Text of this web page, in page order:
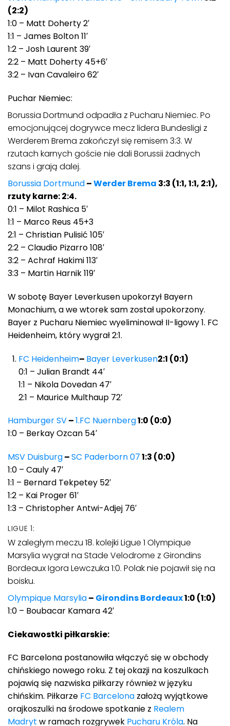
(2:2)
1:0 – Matt Doherty 2′
1:1 – James Bolton 11′
1:2 – Josh Laurent 39′
2:2 – Matt Doherty 45+6′
3:2 – Ivan Cavaleiro 62′
Puchar Niemiec:
Borussia Dortmund odpadła z Pucharu Niemiec. Po
emocjonującej dogrywce mecz lidera Bundesligi z
Werderem Brema zakończył się remisem 3:3. W
rzutach karnych goście nie dali Borussii żadnych
szans i grają dalej.
Borussia Dortmund–Werder Brema 3:3 (1:1, 1:1, 2:1),
rzuty karne: 2:4.
0:1 – Milot Rashica 5′
1:1 – Marco Reus 45+3
2:1 – Christian Pulisić 105′
2:2 – Claudio Pizarro 108′
3:2 – Achraf Hakimi 113′
3:3 – Martin Harnik 119′
W sobotę Bayer Leverkusen upokorzył Bayern
Monachium, a we wtorek sam został upokorzony.
Bayer z Pucharu Niemiec wyeliminował II-ligowy 1. FC
Heidenheim, który wygrał 2:1.
FC Heidenheim– Bayer Leverkusen2:1 (0:1)
0:1 – Julian Brandt 44′
1:1 – Nikola Dovedan 47′
2:1 – Maurice Multhaup 72′
Hamburger SV–1.FC Nuernberg1:0 (0:0)
1:0 – Berkay Ozcan 54′
MSV Duisburg–SC Paderborn 071:3 (0:0)
1:0 – Cauly 47′
1:1 – Bernard Tekpetey 52′
1:2 – Kai Proger 61′
1:3 – Christopher Antwi-Adjej 76′
LIGUE 1:
W zaległym meczu 18. kolejki Ligue 1 Olympique
Marsylia wygrał na Stade Velodrome z Girondins
Bordeaux Igora Lewczuka 1:0. Polak nie pojawił się na
boisku.
Olympique Marsylia– Girondins Bordeaux1:0 (1:0)
1:0 – Boubacar Kamara 42′
Ciekawostki piłkarskie:
FC Barcelona postanowiła włączyć się w obchody
chińskiego nowego roku. Z tej okazji na koszulkach
pojawią się nazwiska piłkarzy również w języku
chińskim. Piłkarze FC Barcelona założą wyjątkowe
orajkoszulki na środowe spotkanie z Realem
Madryt w ramach rozgrywek Pucharu Króla. Na